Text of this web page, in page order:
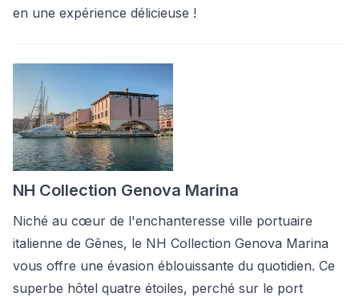
en une expérience délicieuse !
NH Collection Genova Marina
Niché au cœur de l'enchanteresse ville portuaire
italienne de Gênes, le NH Collection Genova Marina
vous offre une évasion éblouissante du quotidien. Ce
superbe hôtel quatre étoiles, perché sur le port